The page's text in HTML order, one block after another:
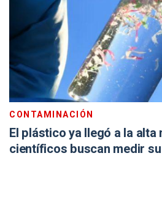
CONTAMINACIÓN
El plástico ya llegó a la alta
científicos buscan medir